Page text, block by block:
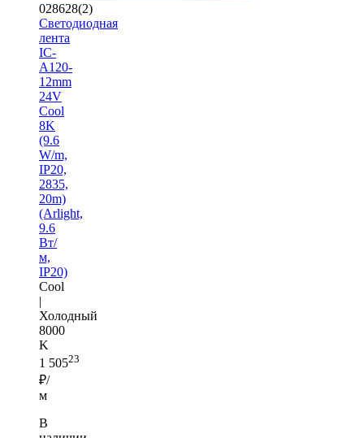
028628(2)
Светодиодная
лента
IC-
A120-
12mm
24V
Cool
8K
(9.6
W/m,
IP20,
2835,
20m)
(Arlight,
9.6
Вт/
м,
IP20)
Cool
|
Холодный
8000
K
1 50523
₽/
м
В